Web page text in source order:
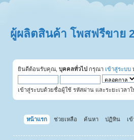
ผู้ผลิตสินค้า โพสฟรีขาย
ยินดีต้อนรับคุณ, บุคคลทั่วไป กรุณา เข้าสู่ระบบ
เข้าสู่ระบบด้วยชื่อผู้ใช้ รหัสผ่าน และระยะเวลา
หน้าแรก ช่วยเหลือ ค้นหา ปฏิทิน เ